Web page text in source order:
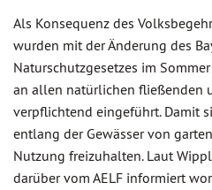
Als Konsequenz des
wurden mit der Änderung des
Naturschutzgesetzes im
an allen natürlichen fließenden
verpflichtend eingeführt. Damit
entlang der Gewässer von
Nutzung freizuhalten. Laut
darüber vom AELF informiert